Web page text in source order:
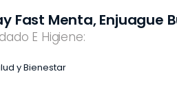
E Higiene:
Fast Menta, Enjuague
y Bienestar